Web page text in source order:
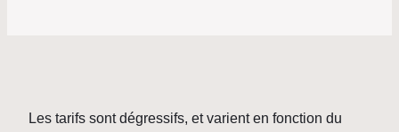
Les tarifs sont dégressifs, et varient en fonction du